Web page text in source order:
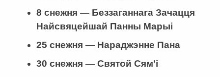
8 снежня — Беззаганнага Зачацця
Найсвяцейшай Панны Марыі
25 снежня — Нараджэнне Пана
30 снежня — Святой Сям’і